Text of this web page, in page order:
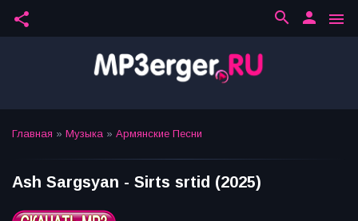
share menu
person
search
Главная » Музыка » Армянские Песни
Ash Sargsyan - Sirts srtid (2025)